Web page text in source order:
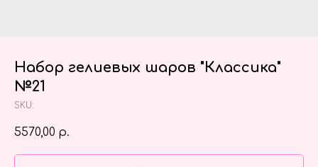
Набор гелиевых шаров "Классика"
№21
SKU:
5570,00 р.